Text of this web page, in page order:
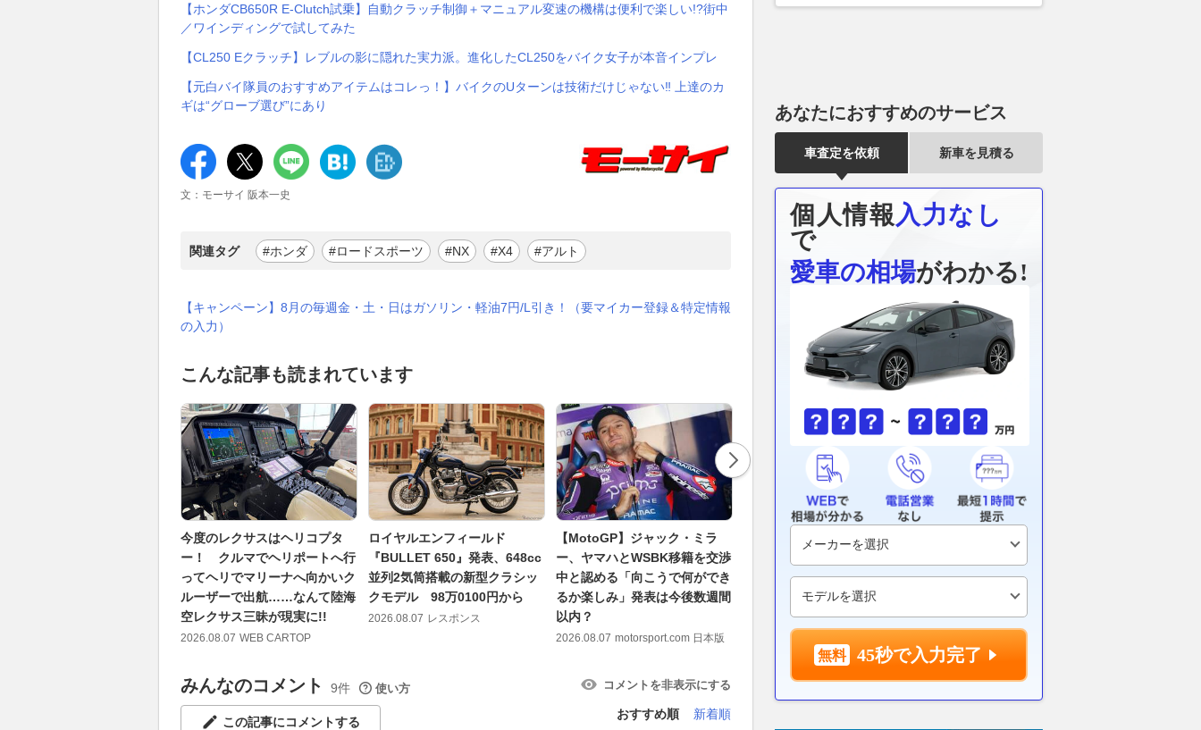
【ホンダCB650R E-Clutch試乗】自動クラッチ制御＋マニュアル変速の機構は便利で楽しい!?街中
／ワインディングで試してみた
【CL250 Eクラッチ】レブルの影に隠れた実力派。進化したCL250をバイク女子が本音インプレ
【元白バイ隊員のおすすめアイテムはコレっ！】バイクのUターンは技術だけじゃない‼ 上達のカ
ギは“グローブ選び”にあり
文：モーサイ 阪本一史
関連タグ #ホンダ #ロードスポーツ #NX #X4 #アルト
【キャンペーン】8月の毎週金・土・日はガソリン・軽油7円/L引き！（要マイカー登録＆特定情報
の入力）
こんな記事も読まれています
今度のレクサスはヘリコプタ
ー！ クルマでヘリポートへ行
ってヘリでマリーナへ向かいク
ルーザーで出航……なんて陸海
空レクサス三昧が現実に!!
2026.08.07 WEB CARTOP
ロイヤルエンフィールド
『BULLET 650』発表、648cc
並列2気筒搭載の新型クラシッ
クモデル 98万0100円から
2026.08.07 レスポンス
【MotoGP】ジャック・ミラ
ー、ヤマハとWSBK移籍を交渉
中と認める「向こうで何ができ
るか楽しみ」発表は今後数週間
以内？
2026.08.07 motorsport.com 日本版
【動画】2026年お盆・西日本
予測！専門家に聞く「激混みを
回避するコツ」とは？
2026.08.07 くるまのニュース
SUGOでもダークホースに？
「今のコンセプトはそんなにず
れていないはず」
motorsport.com 日本版
みんなのコメント 9件 使い方 コメントを非表示にする
この記事にコメントする
おすすめ順 新着順
あなたにおすすめのサービス
車査定を依頼 新車を見積る
個人情報 入力なし
で
愛車の相場がわかる!
45秒で入力完了